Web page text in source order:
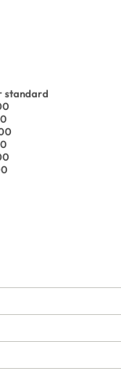
prolonge leur durée
une expérience
technologie à la
EAGLE est le choix
informatique
pointe avec la
standard